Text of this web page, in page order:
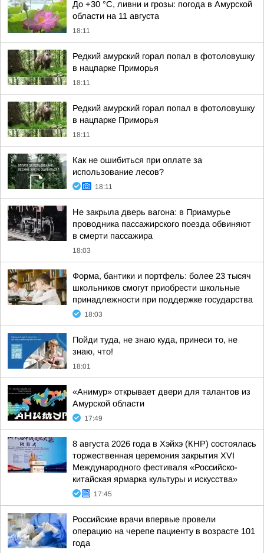
До +30 °C, ливни и грозы: погода в Амурской
области на 11 августа
18:11
Редкий амурский горал попал в фотоловушку
в нацпарке Приморья
18:11
Редкий амурский горал попал в фотоловушку
в нацпарке Приморья
18:11
Как не ошибиться при оплате за
использование лесов?
18:11
Не закрыла дверь вагона: в Приамурье
проводника пассажирского поезда обвиняют
в смерти пассажира
18:03
Форма, бантики и портфель: более 23 тысяч
школьников смогут приобрести школьные
принадлежности при поддержке государства
18:03
Пойди туда, не знаю куда, принеси то, не
знаю, что!
18:01
«Анимур» открывает двери для талантов из
Амурской области
17:49
8 августа 2026 года в Хэйхэ (КНР) состоялась
торжественная церемония закрытия XVI
Международного фестиваля «Российско-
китайская ярмарка культуры и искусства»
17:45
Российские врачи впервые провели
операцию на черепе пациенту в возрасте 101
года